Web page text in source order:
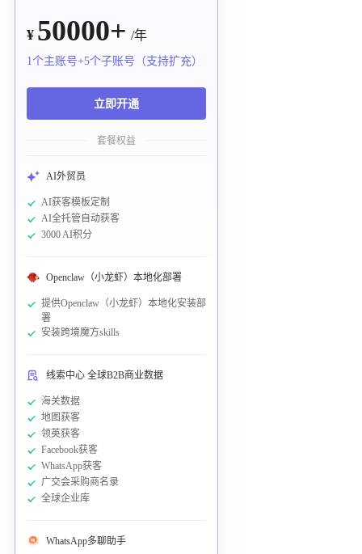
¥ 50000+ /年
1个主账号+5个子账号（支持扩充）
立即开通
套餐权益
AI外贸员
AI获客模板定制
AI全托管自动获客
3000 AI积分
Openclaw（小龙虾）本地化部署
提供Openclaw（小龙虾）本地化安装部
署
安装跨境魔方skills
线索中心 全球B2B商业数据
海关数据
地图获客
领英获客
Facebook获客
WhatsApp获客
广交会采购商名录
全球企业库
WhatsApp多聊助手